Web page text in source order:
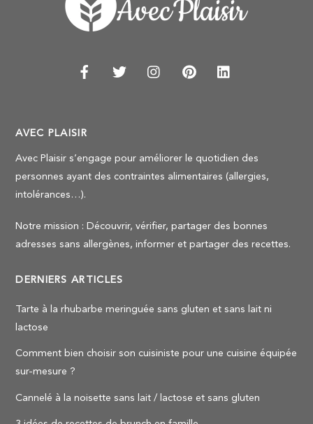
AVEC PLAISIR
Avec Plaisir s’engage pour améliorer le quotidien des
personnes ayant des contraintes alimentaires (allergies,
intolérances…).
Notre mission : Découvrir, vérifier, partager des bonnes
adresses sans allergènes, informer et partager des recettes.
DERNIERS ARTICLES
Tarte à la rhubarbe meringuée sans gluten et sans lait ni
lactose
Comment bien choisir son cuisiniste pour une cuisine équipée
sur-mesure ?
Cannelé à la noisette sans lait / lactose et sans gluten